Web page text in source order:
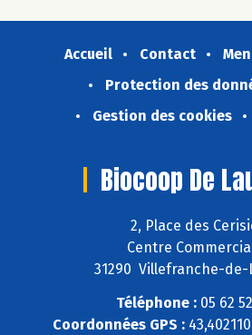
Accueil Contact
Protection des
Gestion des cookies
Biocoop De
2, Place des
Centre
31290 Villefranche-de-
Téléphone :05 62
Coordonnées GPS :